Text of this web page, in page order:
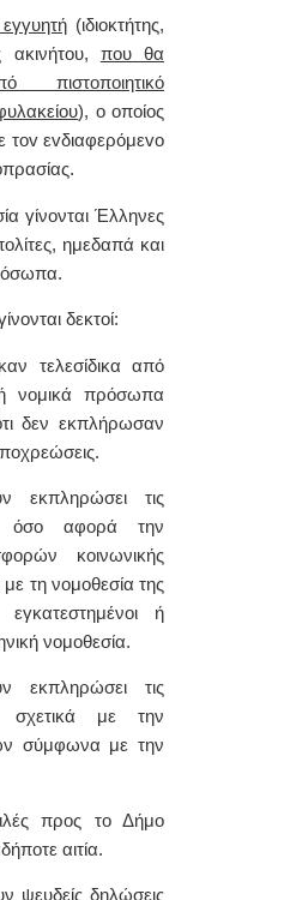
(ιδιοκτήτης,
ακινήτου, που θα
πιστοποιητικό
), o oπoίoς
τov εvδιαφερόμεvo
γίνονται Έλληνες
ημεδαπά και
δεκτοί:
τελεσίδικα από
νομικά πρόσωπα
δεν εκπλήρωσαν
εκπληρώσει τις
όσο αφορά την
κοινωνικής
τη νομοθεσία της
ή
νομοθεσία.
εκπληρώσει τις
σχετικά με την
σύμφωνα με την
προς το Δήμο
αιτία.
ψευδείς δηλώσεις